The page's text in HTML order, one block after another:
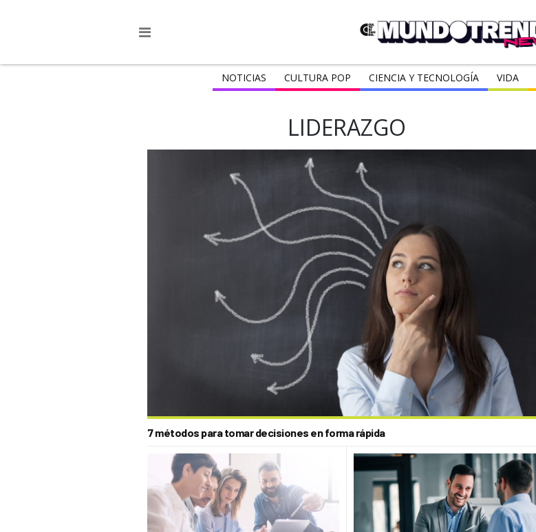
NOTICIAS CULTURA POP CIENCIA Y TECNOLOGÍA VIDA
LIDERAZGO
7 métodos para tomar decisiones en forma rápida